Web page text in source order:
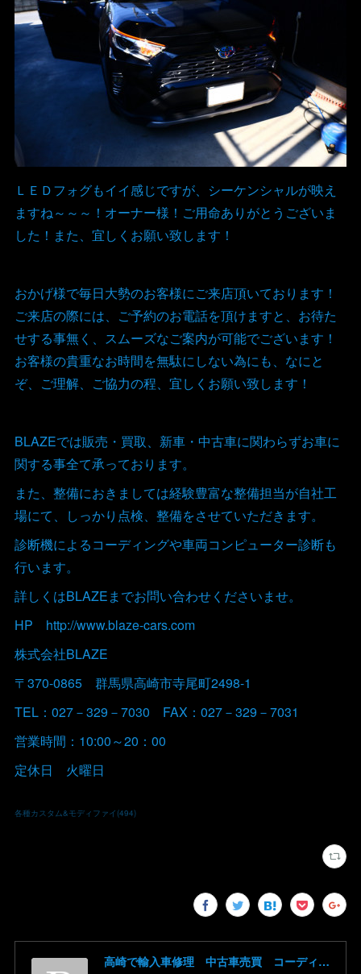
ＬＥＤフォグもイイ感じですが、シーケンシャルが映え
ますね～～～！オーナー様！ご用命ありがとうございま
した！また、宜しくお願い致します！
おかげ様で毎日大勢のお客様にご来店頂いております！
ご来店の際には、ご予約のお電話を頂けますと、お待た
せする事無く、スムーズなご案内が可能でございます！
お客様の貴重なお時間を無駄にしない為にも、なにと
ぞ、ご理解、ご協力の程、宜しくお願い致します！
BLAZEでは販売・買取、新車・中古車に関わらずお車に
関する事全て承っております。
また、整備におきましては経験豊富な整備担当が自社工
場にて、しっかり点検、整備をさせていただきます。
診断機によるコーディングや車両コンピューター診断も
行います。
詳しくはBLAZEまでお問い合わせくださいませ。
HP http://www.blaze-cars.com
株式会社BLAZE
〒370-0865 群馬県高崎市寺尾町2498-1
TEL：027－329－7030 FAX：027－329－7031
営業時間：10:00～20：00
定休日 火曜日
各種カスタム&モディファイ (494)
高崎で輸入車修理 中古車売買 コーディングならBLAZE（ブレイズ）へ│BLAZE Total Car Support & Modify in Takasaki Gunma